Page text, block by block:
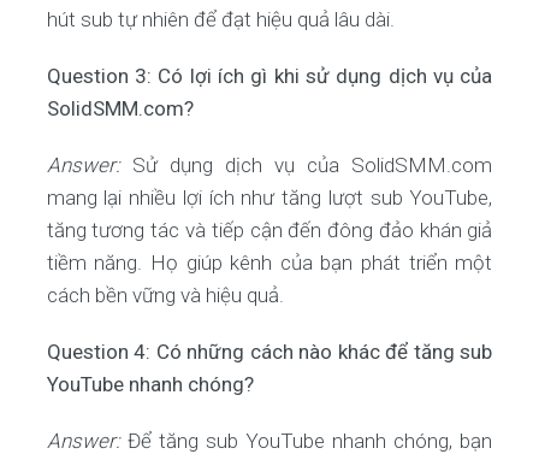
hút sub tự nhiên để đạt hiệu quả lâu dài.
Question 3: Có lợi ích gì khi sử dụng dịch vụ của
SolidSMM.com?
Answer:Sử dụng dịch vụ của SolidSMM.com
mang lại nhiều lợi ích như tăng lượt sub YouTube,
tăng tương tác và tiếp cận đến đông đảo khán giả
tiềm năng. Họ giúp kênh của bạn phát triển một
cách bền vững và hiệu quả.
Question 4: Có những cách nào khác để tăng sub
YouTube nhanh chóng?
Answer:Để tăng sub YouTube nhanh chóng, bạn